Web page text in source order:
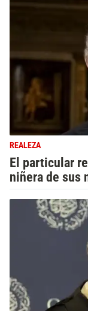
REALEZA
El particular
niñera de sus